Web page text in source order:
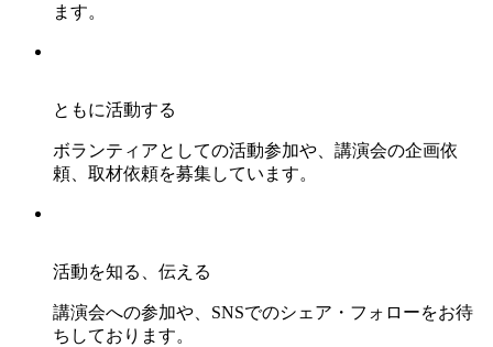
ます。
ともに活動する
ボランティアとしての活動参加や、講演会の企画依
頼、取材依頼を募集しています。
活動を知る、伝える
講演会への参加や、SNSでのシェア・フォローをお待
ちしております。